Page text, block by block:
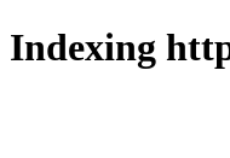
Indexing